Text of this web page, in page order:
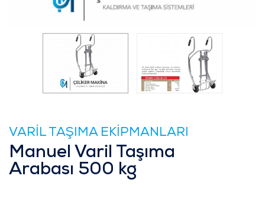
VARİL TAŞIMA EKİPMANLARI
Manuel Varil Taşıma
Arabası 500 kg